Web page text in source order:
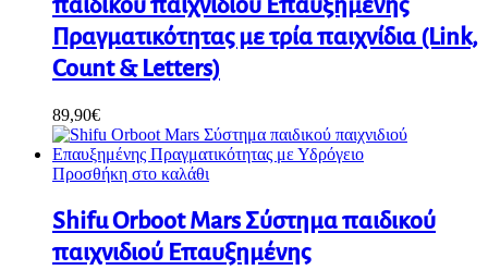
Πραγματικότητας με τρία παιχνίδια (Link,
Count & Letters)
89,90€
Προσθήκη στο καλάθι
Shifu Orboot Mars Σύστημα παιδικού
παιχνιδιού Επαυξημένης